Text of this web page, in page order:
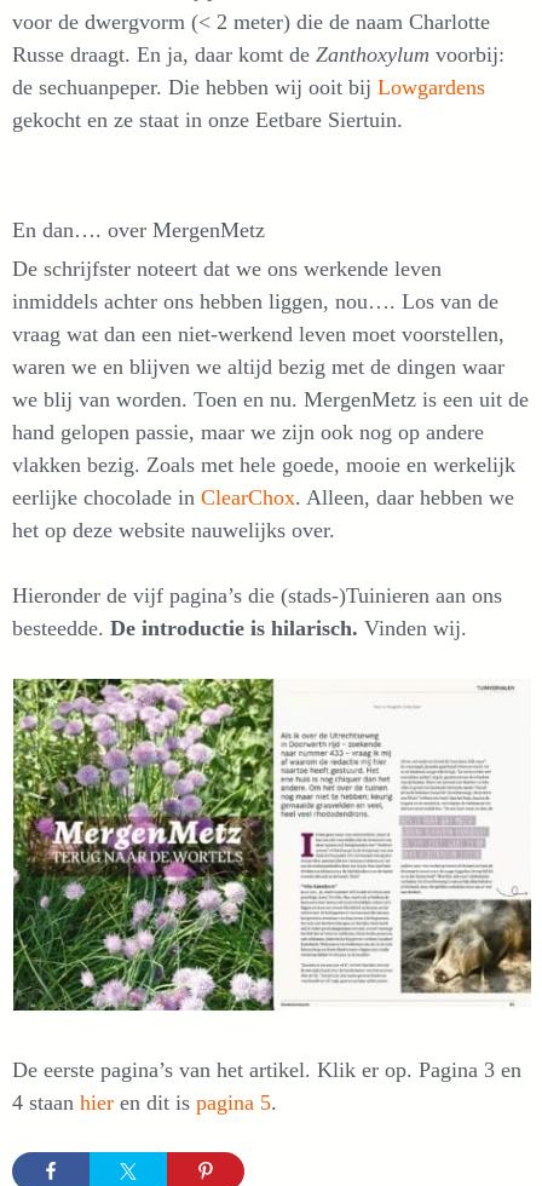
voor de dwergvorm (< 2 meter) die de naam Charlotte
Russe draagt. En ja, daar komt de Zanthoxylum voorbij:
de sechuanpeper. Die hebben wij ooit bij Lowgardens
gekocht en ze staat in onze Eetbare Siertuin.
En dan…. over MergenMetz
De schrijfster noteert dat we ons werkende leven
inmiddels achter ons hebben liggen, nou…. Los van de
vraag wat dan een niet-werkend leven moet voorstellen,
waren we en blijven we altijd bezig met de dingen waar
we blij van worden. Toen en nu. MergenMetz is een uit de
hand gelopen passie, maar we zijn ook nog op andere
vlakken bezig. Zoals met hele goede, mooie en werkelijk
eerlijke chocolade in ClearChox. Alleen, daar hebben we
het op deze website nauwelijks over.
Hieronder de vijf pagina’s die (stads-)Tuinieren aan ons
besteedde. De introductie is hilarisch. Vinden wij.
De eerste pagina’s van het artikel. Klik er op. Pagina 3 en
4 staan hier en dit is pagina 5.